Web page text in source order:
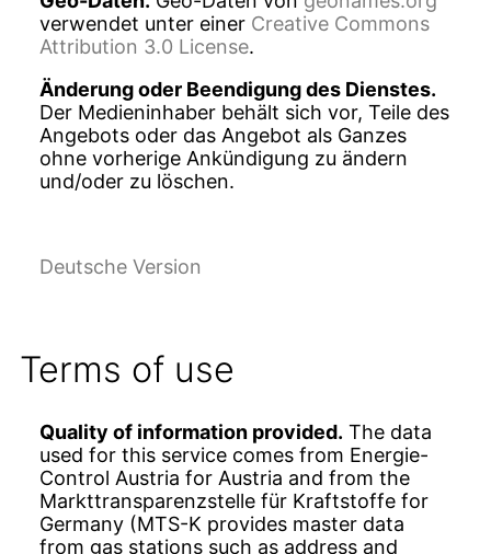
verwendet unter einer Creative Commons
Attribution 3.0 License.
Änderung oder Beendigung des Dienstes.
Der Medieninhaber behält sich vor, Teile des
Angebots oder das Angebot als Ganzes
ohne vorherige Ankündigung zu ändern
und/oder zu löschen.
Deutsche Version
Terms of use
Quality of information provided. The data
used for this service comes from Energie-
Control Austria for Austria and from the
Markttransparenzstelle für Kraftstoffe for
Germany (MTS-K provides master data
from gas stations such as address and